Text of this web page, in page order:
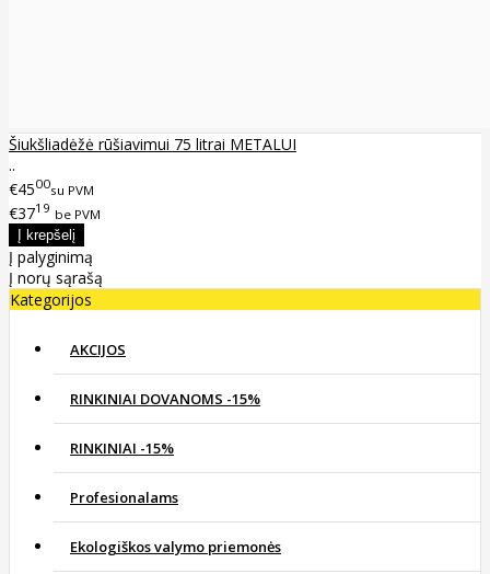
Šiukšliadėžė rūšiavimui 75 litrai METALUI
..
€4500su PVM
€3719 be PVM
Į palyginimą
Į norų sąrašą
Kategorijos
AKCIJOS
RINKINIAI DOVANOMS -15%
RINKINIAI -15%
Profesionalams
Ekologiškos valymo priemonės